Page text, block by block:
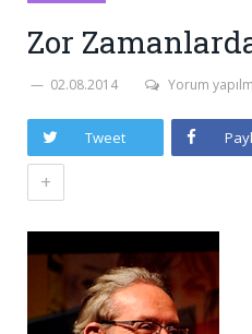
Zor
02.08.2014 Yorum
Tweet
+